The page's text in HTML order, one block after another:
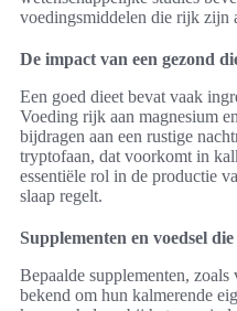
voedingsmiddelen die rijk zijn
De impact van een gezond
Een goed dieet bevat vaak
Voeding rijk aan magnesium
bijdragen aan een rustige
tryptofaan, dat voorkomt in
essentiële rol in de productie
slaap regelt.
Supplementen en voedsel
Bepaalde supplementen,
bekend om hun kalmerende